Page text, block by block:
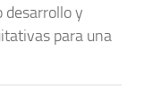
desarrollo y
para una